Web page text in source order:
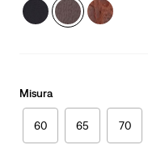
Misura
60 65 70